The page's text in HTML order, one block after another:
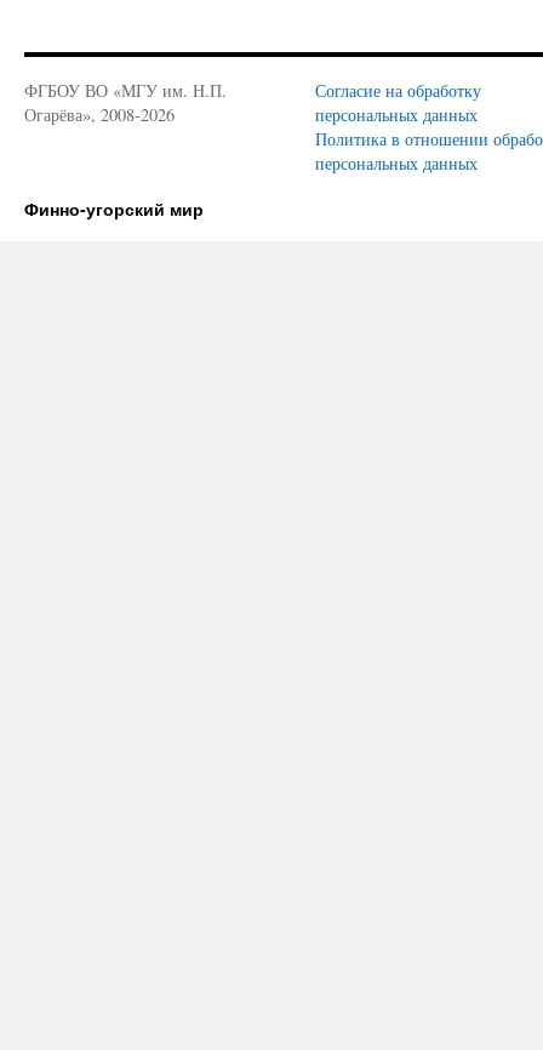
ФГБОУ ВО «МГУ им. Н.П.
Огарёва», 2008-2026
Согласие на обработку
персональных данных
Политика в отношении
персональных данных
Финно-угорский мир